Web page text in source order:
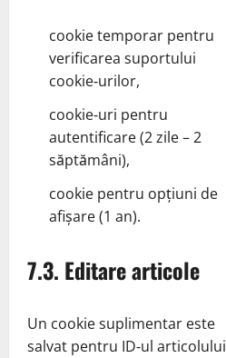
cookie temporar pentru
verificarea suportului
cookie‑urilor,
cookie‑uri pentru
autentificare (2 zile – 2
săptămâni),
cookie pentru opțiuni de
afișare (1 an).
7.3. Editare articole
Un cookie suplimentar este
salvat pentru ID‑ul articolului